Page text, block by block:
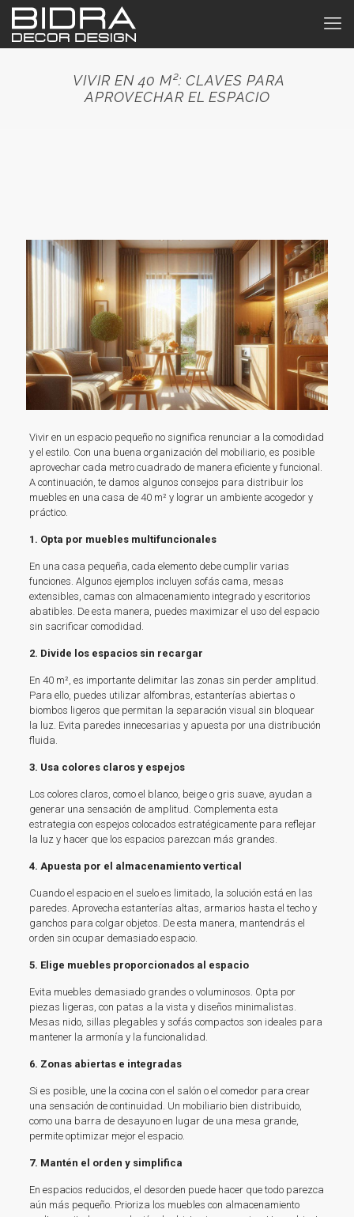
VIVIR EN 40 M²: CLAVES PARA
APROVECHAR EL ESPACIO
Vivir en un espacio pequeño no significa renunciar a la comodidad
y el estilo. Con una buena organización del mobiliario, es posible
aprovechar cada metro cuadrado de manera eficiente y funcional.
A continuación, te damos algunos consejos para distribuir los
muebles en una casa de 40 m² y lograr un ambiente acogedor y
práctico.
1. Opta por muebles multifuncionales
En una casa pequeña, cada elemento debe cumplir varias
funciones. Algunos ejemplos incluyen sofás cama, mesas
extensibles, camas con almacenamiento integrado y escritorios
abatibles. De esta manera, puedes maximizar el uso del espacio
sin sacrificar comodidad.
2. Divide los espacios sin recargar
En 40 m², es importante delimitar las zonas sin perder amplitud.
Para ello, puedes utilizar alfombras, estanterías abiertas o
biombos ligeros que permitan la separación visual sin bloquear
la luz. Evita paredes innecesarias y apuesta por una distribución
fluida.
3. Usa colores claros y espejos
Los colores claros, como el blanco, beige o gris suave, ayudan a
generar una sensación de amplitud. Complementa esta
estrategia con espejos colocados estratégicamente para reflejar
la luz y hacer que los espacios parezcan más grandes.
4. Apuesta por el almacenamiento vertical
Cuando el espacio en el suelo es limitado, la solución está en las
paredes. Aprovecha estanterías altas, armarios hasta el techo y
ganchos para colgar objetos. De esta manera, mantendrás el
orden sin ocupar demasiado espacio.
5. Elige muebles proporcionados al espacio
Evita muebles demasiado grandes o voluminosos. Opta por
piezas ligeras, con patas a la vista y diseños minimalistas.
Mesas nido, sillas plegables y sofás compactos son ideales para
mantener la armonía y la funcionalidad.
6. Zonas abiertas e integradas
Si es posible, une la cocina con el salón o el comedor para crear
una sensación de continuidad. Un mobiliario bien distribuido,
como una barra de desayuno en lugar de una mesa grande,
permite optimizar mejor el espacio.
7. Mantén el orden y simplifica
En espacios reducidos, el desorden puede hacer que todo parezca
aún más pequeño. Prioriza los muebles con almacenamiento